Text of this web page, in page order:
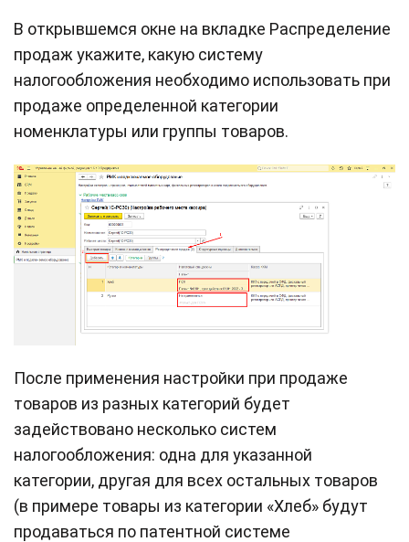
В открывшемся окне на вкладке Распределение
продаж укажите, какую систему
налогообложения необходимо использовать при
продаже определенной категории
номенклатуры или группы товаров.
После применения настройки при продаже
товаров из разных категорий будет
задействовано несколько систем
налогообложения: одна для указанной
категории, другая для всех остальных товаров
(в примере товары из категории «Хлеб» будут
продаваться по патентной системе